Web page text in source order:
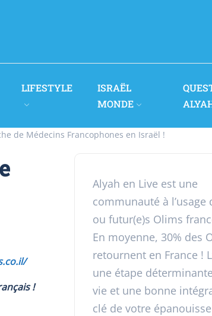
LIFESTYLE
ISRAËL
MONDE
de Médecins Francophones en Israël !
!
Alyah en Live est une
communauté à l’usage
ou futur(e)s Olims
En moyenne, 30% des
retournent en France !
une étape
vie et une bonne
clé de votre